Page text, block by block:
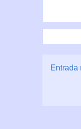
Entrada